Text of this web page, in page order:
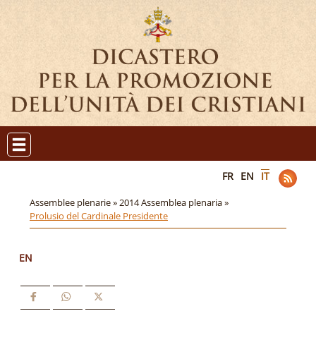
FR EN IT
Assemblee plenarie »2014 Assemblea plenaria »
Prolusio del Cardinale Presidente
EN